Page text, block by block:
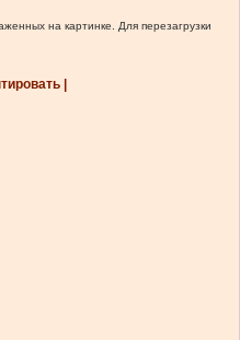
на картинке. Для перезагрузки
|